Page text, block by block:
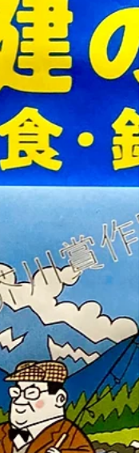
プニングの収録風景。
くなってみると、撮影
ックリポン。撮影ポジ
船も傾きます。 準備を
すると、明石海峡大
るようなご来光。 明石
春鯛はホンマに日替わ
かと思えば翌日はさっ
もしばしば。 この日は
探にもマダイの反応は